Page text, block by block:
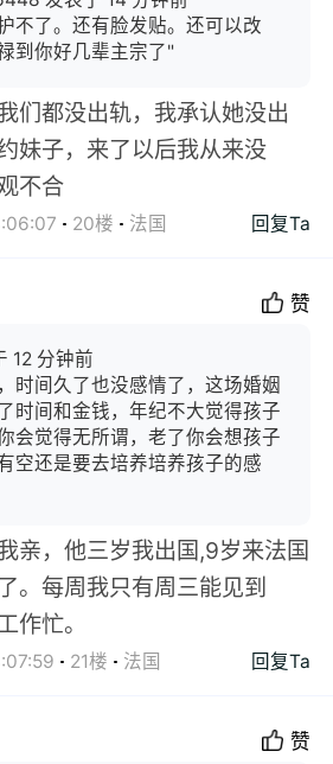
不了。还有脸发贴。还可以改
到你好几辈主宗了"
们都没出轨，我承认她没出
妹子，来了以后我从来没
不合
20楼 法国 回复Ta
赞
12 分钟前
时间久了也没感情了，这场婚姻
时间和金钱，年纪不大觉得孩子
会觉得无所谓，老了你会想孩子
空还是要去培养培养孩子的感
亲，他三岁我出国,9岁来法国
。每周我只有周三能见到
作忙。
21楼 法国 回复Ta
赞